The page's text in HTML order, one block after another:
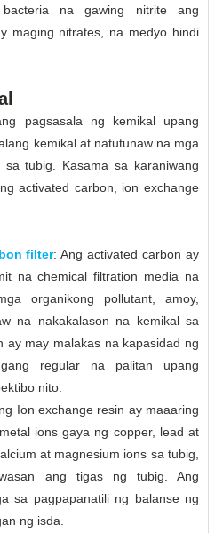
na gawing nitrite ang
maging nitrates, na medyo hindi
pagsasala ng kemikal upang
kemikal at natutunaw na mga
tubig. Kasama sa karaniwang
activated carbon, ion exchange
filter: Ang activated carbon ay
na chemical filtration media na
organikong pollutant, amoy,
na nakakalason na kemikal sa
ay may malakas na kapasidad ng
regular na palitan upang
nito.
Ion exchange resin ay maaaring
ions gaya ng copper, lead at
at magnesium ions sa tubig,
ang tigas ng tubig. Ang
sa pagpapanatili ng balanse ng
ng isda.